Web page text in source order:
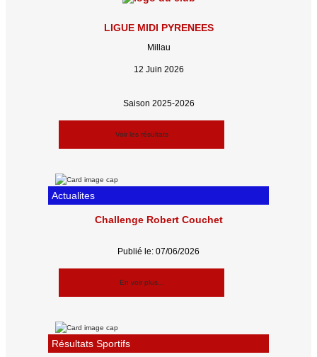
LIGUE MIDI PYRENEES
Millau
12 Juin 2026
Saison 2025-2026
Voir les résultats
Actualites
Challenge Robert Couchet
Publié le: 07/06/2026
En voir plus...
Résultats Sportifs